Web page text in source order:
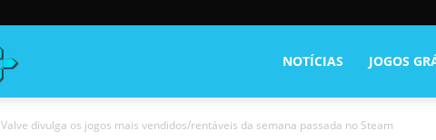
NOTÍCIAS JOGOS
Valve divulga os jogos mais vendidos/rentáveis da semana passada no Steam